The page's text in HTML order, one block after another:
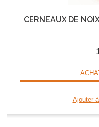
CERNEAUX DE
Ajouter